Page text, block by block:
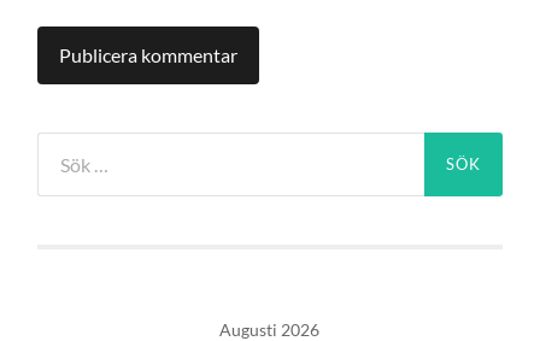
efter:
Augusti 2026